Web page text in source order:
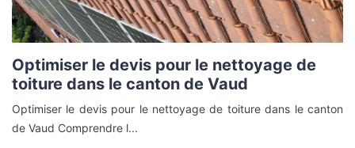
Optimiser le devis pour le nettoyage de
toiture dans le canton de Vaud
Optimiser le devis pour le nettoyage de toiture dans le canton
de Vaud Comprendre l...